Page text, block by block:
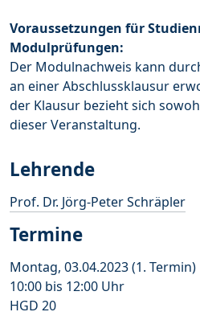
Voraussetzungen für
Modulprüfungen:
Der Modulnachweis kann
an einer Abschlussklausur
der Klausur bezieht sich
dieser Veranstaltung.
Lehrende
Prof. Dr. Jörg-Peter Schräpler
Termine
Montag, 03.04.2023 (1. Termin)
10:00 bis 12:00 Uhr
HGD 20